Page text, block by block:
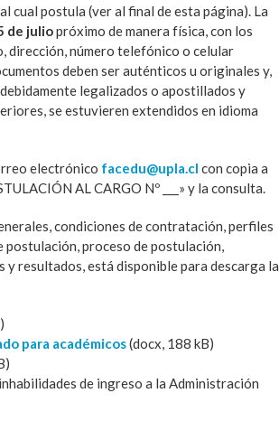
cual postula (ver al final de esta página). La
de juliopróximo de manera física, con los
dirección, número telefónico o celular
deben ser auténticos u originales y,
legalizados o apostillados y
se estuvieren extendidos en idioma
electrónico facedu@upla.cl con copia a
AL CARGO Nº ___» y la consulta.
condiciones de contratación, perfiles
proceso de postulación,
resultados, está disponible para descarga la
para académicos(docx, 188 kB)
de ingreso a la Administración